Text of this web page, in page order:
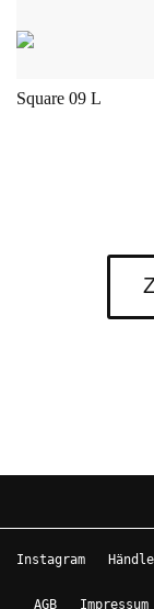
Square 09 L
Instagram
AGB Impressum